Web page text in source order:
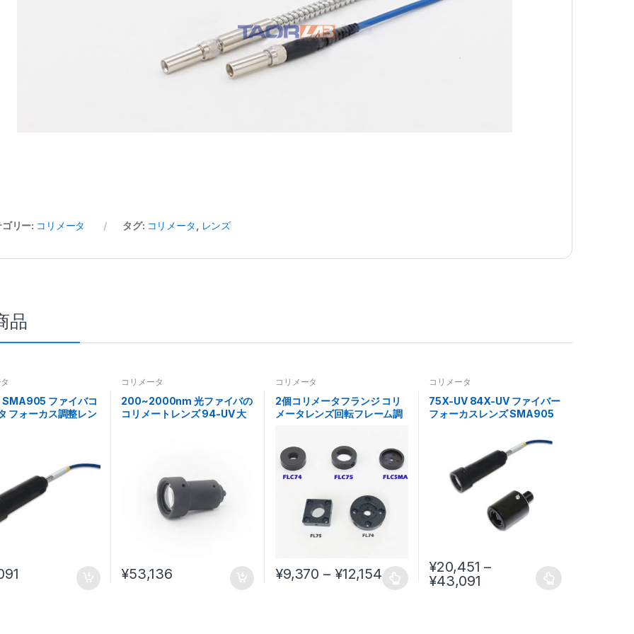
リー: コリメータ タグ: コリメータ レンズ
品
ファイバコ
フォーカス調整レン
コリメータ
200~2000nm 光ファイバの
コリメートレンズ 94-UV 大
¥53,136
コリメータ
2個コリメータフランジ コリ
メータレンズ回転フレーム調
¥9,370 – ¥12,154
コリメータ
75X-UV 84X-UV ファイバー
フォーカスレンズ SMA905
Φ25.4mm カップリングレン
¥20,451 –
¥43,091